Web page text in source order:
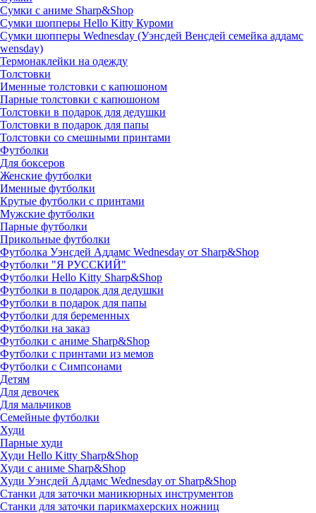
Сумки с аниме Sharp&Shop
Сумки шопперы Hello Kitty Куроми
Сумки шопперы Wednesday (Уэнсдей Венсдей семейка аддамс
wensday)
Термонаклейки на одежду
Толстовки
Именные толстовки с капюшоном
Парные толстовки с капюшоном
Толстовки в подарок для дедушки
Толстовки в подарок для папы
Толстовки со смешными принтами
Футболки
Для боксеров
Женские футболки
Именные футболки
Крутые футболки с принтами
Мужские футболки
Парные футболки
Прикольные футболки
Футболка Уэнсдей Аддамс Wednesday от Sharp&Shop
Футболки "Я РУССКИЙ"
Футболки Hello Kitty Sharp&Shop
Футболки в подарок для дедушки
Футболки в подарок для папы
Футболки для беременных
Футболки на заказ
Футболки с аниме Sharp&Shop
Футболки с принтами из мемов
Футболки с Симпсонами
Детям
Для девочек
Для мальчиков
Семейные футболки
Худи
Парные худи
Худи Hello Kitty Sharp&Shop
Худи с аниме Sharp&Shop
Худи Уэнсдей Аддамс Wednesday от Sharp&Shop
Станки для заточки маникюрных инструментов
Станки для заточки парикмахерских ножниц